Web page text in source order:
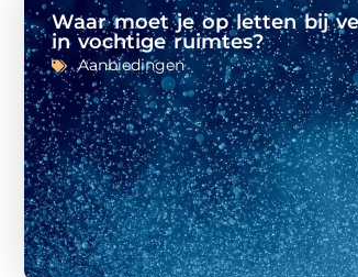
Waar moet je op letten bij
in vochtige ruimtes?
Aanbiedingen